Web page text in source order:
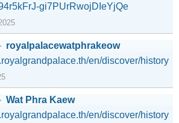
gi7PUrRwojDIeYjQe
royalpalacewatphrakeow
en/discover/history
Wat Phra Kaew
en/discover/history